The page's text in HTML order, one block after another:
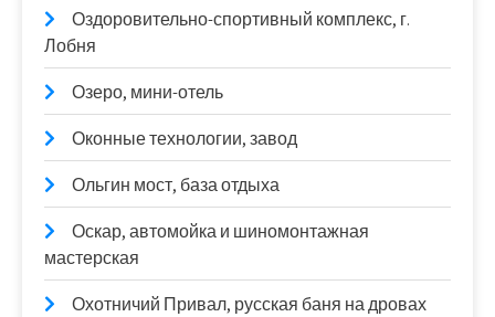
Оздоровительно-спортивный комплекс, г.
Лобня
Озеро, мини-отель
Оконные технологии, завод
Ольгин мост, база отдыха
Оскар, автомойка и шиномонтажная
мастерская
Охотничий Привал, русская баня на дровах